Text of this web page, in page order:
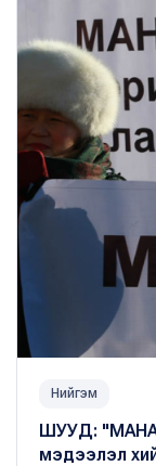
Нийгэм
ШУУД:
мэдээлэл